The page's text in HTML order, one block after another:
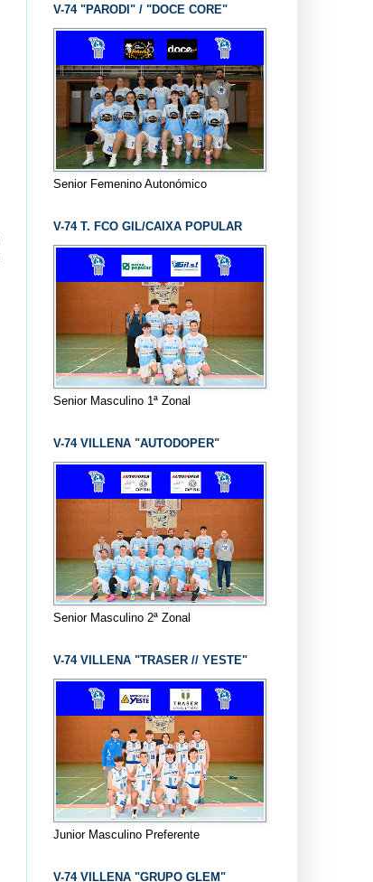
V-74 "PARODI" / "DOCE CORE"
Senior Femenino Autonómico
V-74 T. FCO GIL/CAIXA POPULAR
Senior Masculino 1ª Zonal
V-74 VILLENA "AUTODOPER"
Senior Masculino 2ª Zonal
V-74 VILLENA "TRASER // YESTE"
Junior Masculino Preferente
V-74 VILLENA "GRUPO GLEM"